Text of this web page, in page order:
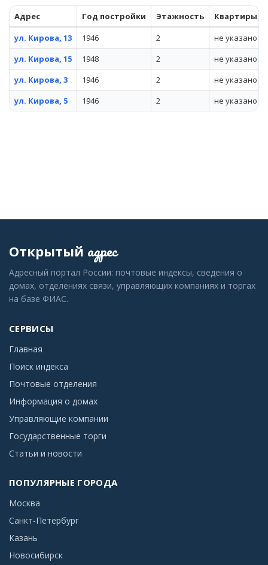
Адрес Год постройки Этажность Квартиры
ул. Кирова, 13
1946 2 не указано
ул. Кирова, 15
1948 2 не указано
ул. Кирова, 3
1946 2 не указано
ул. Кирова, 5
1946 2 не указано
Открытый адрес
Адресный портал России: почтовые индексы, сведения о
домах, отделениях связи, управляющих компаниях и торгах
на базе ФИАС.
СЕРВИСЫ
Главная
Поиск индекса
Почтовые отделения
Информация о домах
Управляющие компании
Государственные торги
Статьи и новости
ПОПУЛЯРНЫЕ ГОРОДА
Москва
Санкт-Петербург
Казань
Новосибирск